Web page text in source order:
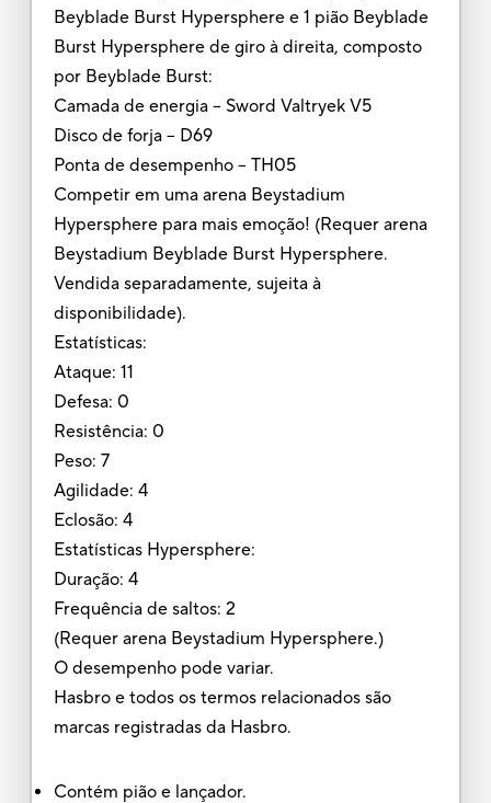
Beyblade Burst Hypersphere e 1 pião Beyblade
Burst Hypersphere de giro à direita, composto
por Beyblade Burst:
Camada de energia – Sword Valtryek V5
Disco de forja -- D69
Ponta de desempenho -- TH05
Competir em uma arena Beystadium
Hypersphere para mais emoção! (Requer arena
Beystadium Beyblade Burst Hypersphere.
Vendida separadamente, sujeita à
disponibilidade).
Estatísticas:
Ataque: 11
Defesa: 0
Resistência: 0
Peso: 7
Agilidade: 4
Eclosão: 4
Estatísticas Hypersphere:
Duração: 4
Frequência de saltos: 2
(Requer arena Beystadium Hypersphere.)
O desempenho pode variar.
Hasbro e todos os termos relacionados são
marcas registradas da Hasbro.
Contém pião e lançador.